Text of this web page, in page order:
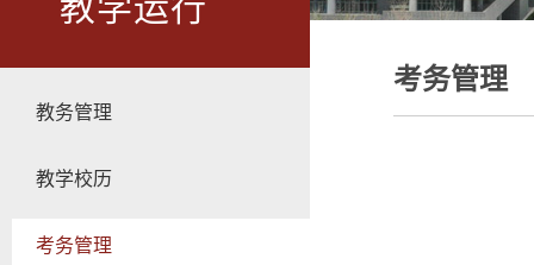
教务管理
教学校历
考务管理
考务管理